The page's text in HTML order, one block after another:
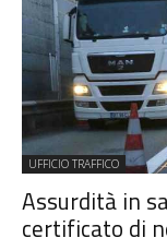
UFFICIO TRAFFICO
Assurdità in
certificato di